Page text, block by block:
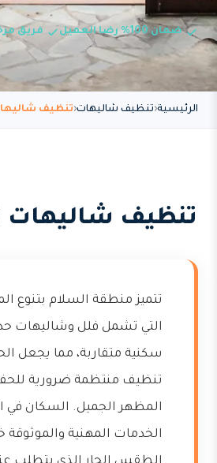
ضمان 100% رضا العميل فريق
الرئيسية تنظيف شاليهات تنظيف
تنظيف شاليهات
تتميز منطقة السلام بتنوع
التي تشمل فلل وشاليهات
سكنية متقاربة، مما يجعل
تنظيف منتظمة ضرورية
المظهر الجميل. السكان في
الخدمات المهنية